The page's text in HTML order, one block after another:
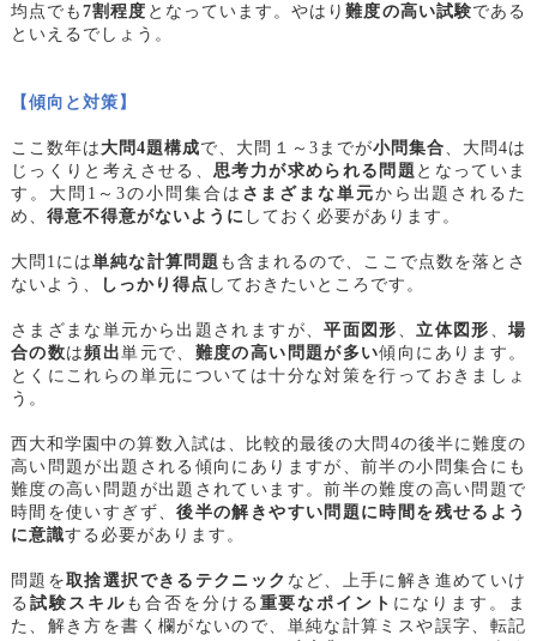
均点でも7割程度 となっています。やはり難度の高い試験である
といえるでしょう。
【傾向と対策】
ここ数年は 大問4題構成で、大問１～3までが小問集合 、大問4は
じっくりと考えさせる、思考力が求められる問題 となっていま
す。大問1～3の小問集合は さまざまな単元から出題されるた
め、 得意不得意がないように しておく必要があります。
大問1には単純な計算問題 も含まれるので、ここで点数を落とさ
ないよう、
しっかり得点 しておきたいところです。
さまざまな単元から出題されますが、平面図形 、立体図形 、場
合の数は頻出単元で、 難度の高い問題が多い傾向にあります。
とくにこれらの単元については十分な対策を行っておきましょ
う。
西大和学園中の算数入試は、比較的最後の大問4の後半に難度の
高い問題が出題される傾向にありますが、前半の小問集合にも
難度の高い問題が出題されています。前半の難度の高い問題で
時間を使いすぎず、後半の解きやすい問題に時間を残せるよう
に意識する必要があります。
問題を取捨選択できるテクニック など、上手に解き進めていけ
る 試験スキル も合否を分ける 重要なポイント になります。ま
た、解き方を書く欄がないので、単純な計算ミスや誤字、転記